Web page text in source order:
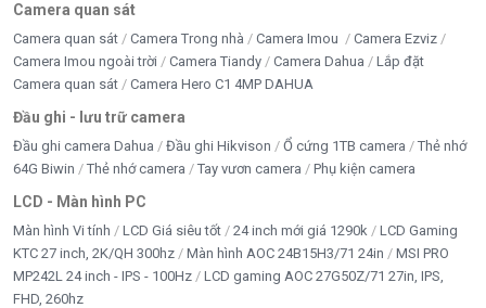
Kích thước
Điện áp 5V DC
Dòng điện
Công suất 3.8W
Chuẩn kết nối 4pin (Coolmoon) + 3pin ARGB
Trọng lượng 0.25kg
Camera quan sát
Camera quan sát Camera Trong nhà Camera Imou
Camera Ezviz
Camera Imou ngoài trời
Camera Tiandy Camera Dahua
Lắp đặt
Camera quan sát
Camera Hero C1 4MP DAHUA
Đầu ghi - lưu trữ camera
Đầu ghi camera Dahua Đầu ghi Hikvison Ổ cứng 1TB camera
Thẻ nhớ
64G Biwin
Thẻ nhớ camera Tay vươn camera Phụ kiện camera
LCD - Màn hình PC
Màn hình Vi tính LCD Giá siêu tốt 24 inch mới giá 1290k
LCD Gaming
KTC 27 inch, 2K/QH 300hz
Màn hình AOC 24B15H3/71 24in
MSI PRO
MP242L 24 inch - IPS - 100Hz
LCD gaming AOC 27G50Z/71 27in, IPS,
FHD, 260hz